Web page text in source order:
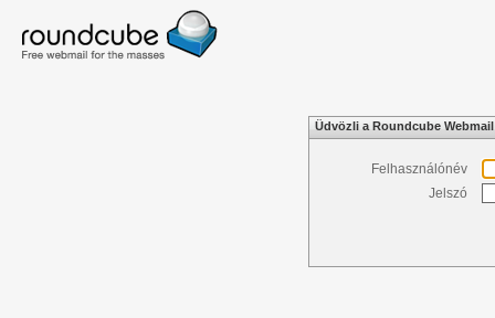
Üdvözli a Roundcube Webmail
Felhasználónév
Jelszó